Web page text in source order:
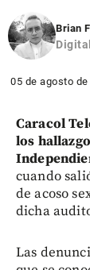
Brian
05 de agosto de
Caracol
los
cuando
de acoso
dicha
Las